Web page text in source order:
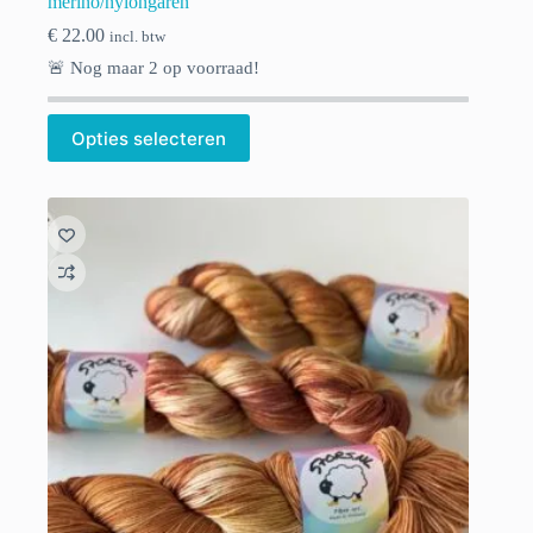
€ 22.00 incl. btw
🚨 Nog maar 2 op voorraad!
Opties selecteren